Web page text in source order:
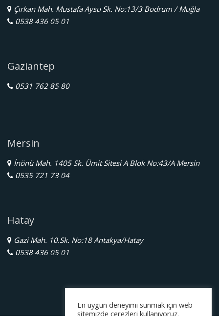
Çırkan Mah. Mustafa Aysu Sk. No:13/3 Bodrum / Muğla
0538 436 05 01
Gaziantep
0531 762 85 80
Mersin
İnönü Mah. 1405 Sk. Ümit Sitesi A Blok No:43/A Mersin
0535 721 73 04
Hatay
Gazi Mah. 10.Sk. No:18 Antakya/Hatay
0538 436 05 01
En uygun deneyimi sunmak için web
sitemizde çerezleri kullanıyoruz.